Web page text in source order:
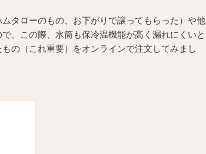
タローのもの、お下がりで譲ってもらった）や他
、この際、水筒も保冷温機能が高く漏れにくいと
の（これ重要）をオンラインで注文してみまし